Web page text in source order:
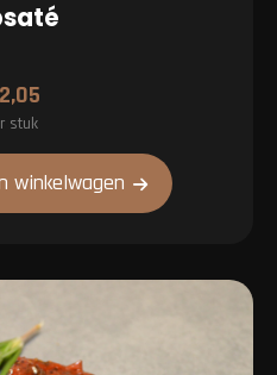
2,05
stuk
winkelwagen